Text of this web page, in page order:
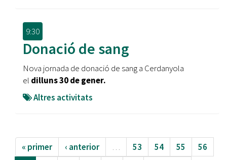
9:30
Donació de sang
Nova jornada de donació de sang a Cerdanyola
el dilluns 30 de gener.
Altres activitats
« primer ‹ anterior … 53 54 55
56